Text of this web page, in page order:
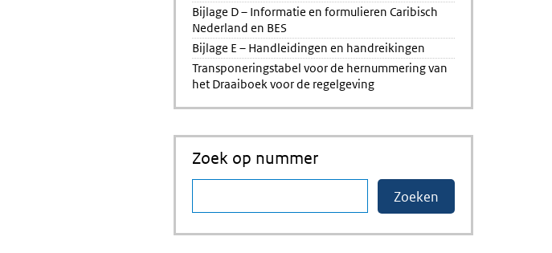
Bijlage D – Informatie en formulieren Caribisch
Nederland en BES
Bijlage E – Handleidingen en handreikingen
Transponeringstabel voor de hernummering van
het Draaiboek voor de regelgeving
Zoek op nummer